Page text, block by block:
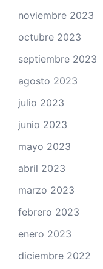
noviembre 2023
octubre 2023
septiembre 2023
agosto 2023
julio 2023
junio 2023
mayo 2023
abril 2023
marzo 2023
febrero 2023
enero 2023
diciembre 2022